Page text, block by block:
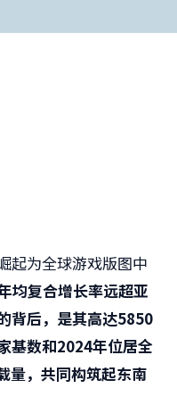
起为全球游戏版图中
均复合增长率远超亚
背后，是其高达5850
基数和2024年位居全
量，共同构筑起东南